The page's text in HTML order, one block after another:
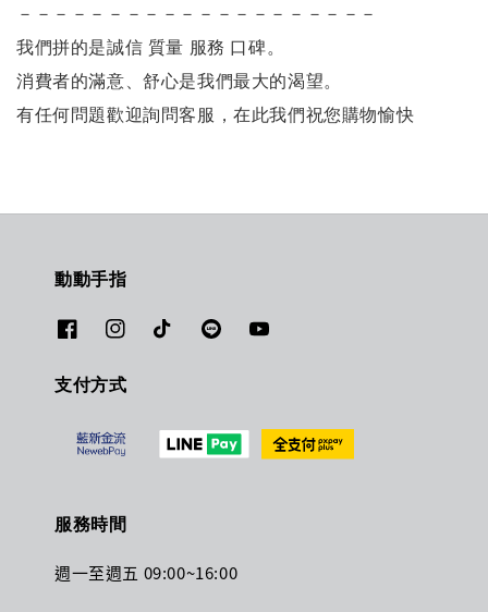
－－－－－－－－－－－－－－－－－－－－
我們拼的是誠信 質量 服務 口碑。
消費者的滿意、舒心是我們最大的渴望。
有任何問題歡迎詢問客服，在此我們祝您購物愉快
動動手指
支付方式
服務時間
週一至週五 09:00~16:00